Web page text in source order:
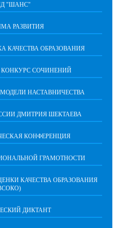
"ШАНС"
РАЗВИТИЯ
КАЧЕСТВА ОБРАЗОВАНИЯ
СОЧИНЕНИЙ
НАСТАВНИЧЕСТВА
ДМИТРИЯ ШЕКТАЕВА
КОНФЕРЕНЦИЯ
ГРАМОТНОСТИ
КАЧЕСТВА ОБРАЗОВАНИЯ
ДИКТАНТ